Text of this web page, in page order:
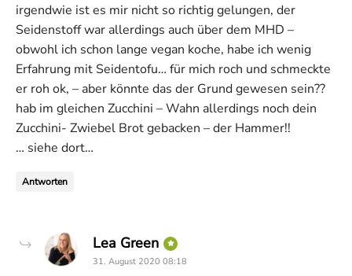
irgendwie ist es mir nicht so richtig gelungen, der
Seidenstoff war allerdings auch über dem MHD –
obwohl ich schon lange vegan koche, habe ich wenig
Erfahrung mit Seidentofu… für mich roch und schmeckte
er roh ok, – aber könnte das der Grund gewesen sein??
hab im gleichen Zucchini – Wahn allerdings noch dein
Zucchini- Zwiebel Brot gebacken – der Hammer!!
… siehe dort…
Antworten
Lea Green says:
31. August 2020 08:18